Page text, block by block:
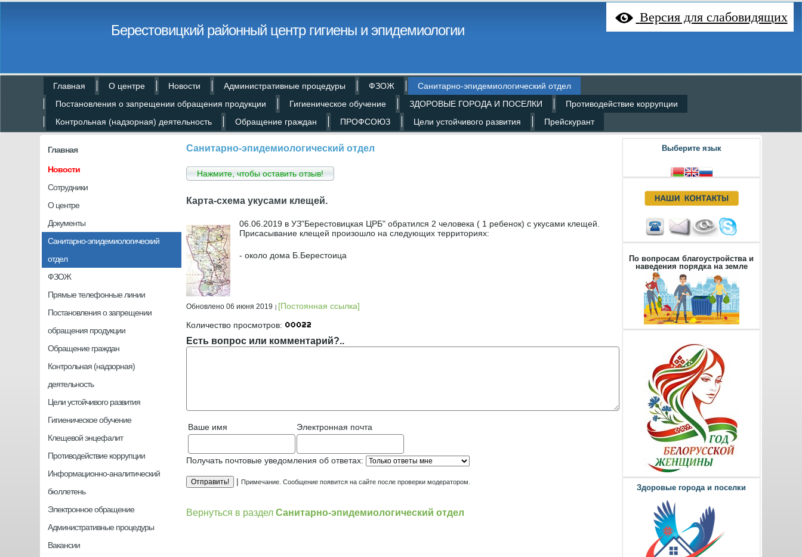
Версия для слабовидящих
Берестовицкий районный центр гигиены и эпидемиологии
Главная О центре Новости Административные процедуры ФЗОЖ
Санитарно-эпидемиологический отдел
Постановления о запрещении обращения продукции
Гигиеническое обучение ЗДОРОВЫЕ ГОРОДА И ПОСЕЛКИ
Противодействие коррупции
Контрольная (надзорная) деятельность
Обращение граждан ПРОФСОЮЗ Цели устойчивого развития Прейскурант
Главная
Новости
Сотрудники
О центре
Документы
Санитарно-эпидемиологический
отдел
ФЗОЖ
Прямые телефонные линии
Постановления о запрещении
обращения продукции
Обращение граждан
Контрольная (надзорная)
деятельность
Цели устойчивого развития
Гигиеническое обучение
Клещевой энцефалит
Противодействие коррупции
Информационно-аналитический
бюллетень
Электронное обращение
Административные процедуры
Вакансии
Санитарно-эпидемиологический отдел
Нажмите, чтобы оставить отзыв!
Карта-схема укусами клещей.
06.06.2019 в УЗ"Берестовицкая ЦРБ" обратился 2 человека ( 1 ребенок) с укусами клещей.
Присасывание клещей произошло на следующих территориях:
- около дома Б.Берестоица
Обновлено 06 июня 2019
[Постоянная ссылка]
Количество просмотров:
Есть вопрос или комментарий?..
Ваше имя Электронная почта
Получать почтовые уведомления об ответах:
|Примечание. Сообщение появится на сайте после проверки модератором.
Вернуться в разделСанитарно-эпидемиологический отдел
Выберите язык
По вопросам благоустройства и
наведения порядка на земле
Здоровые города и поселки